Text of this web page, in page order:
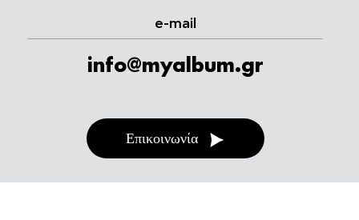
e-mail
info@myalbum.gr
Επικοινωνία